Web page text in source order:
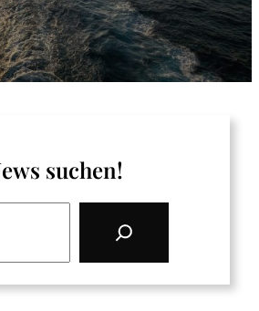
suchen!